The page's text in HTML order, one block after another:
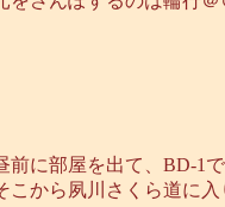
前に部屋を出て、BD-1
こから夙川さくら道に入